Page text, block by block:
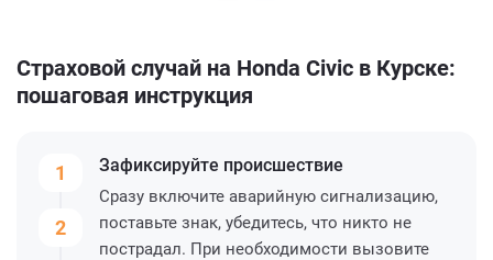
Страховой случай на Honda Civic в Курске:
пошаговая инструкция
1
2
Зафиксируйте происшествие
Сразу включите аварийную сигнализацию,
поставьте знак, убедитесь, что никто не
пострадал. При необходимости вызовите